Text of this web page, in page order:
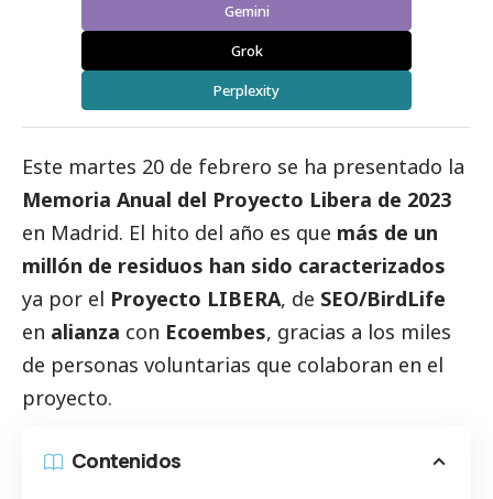
Gemini
Grok
Perplexity
Este martes 20 de febrero se ha presentado la
Memoria Anual del Proyecto Libera de 2023
en Madrid. El hito del año es que más de un
millón de residuos han sido caracterizados
ya por el Proyecto LIBERA, de SEO/BirdLife
en alianza con Ecoembes, gracias a los miles
de personas voluntarias que colaboran en el
proyecto.
Contenidos